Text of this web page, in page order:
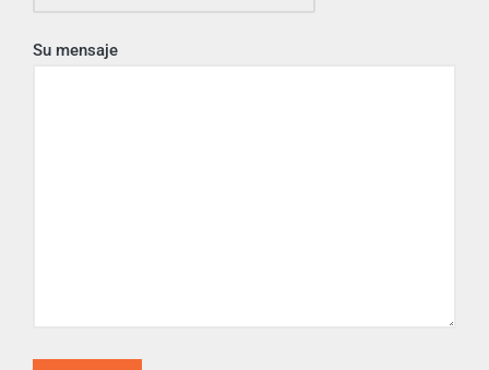
Su mensaje